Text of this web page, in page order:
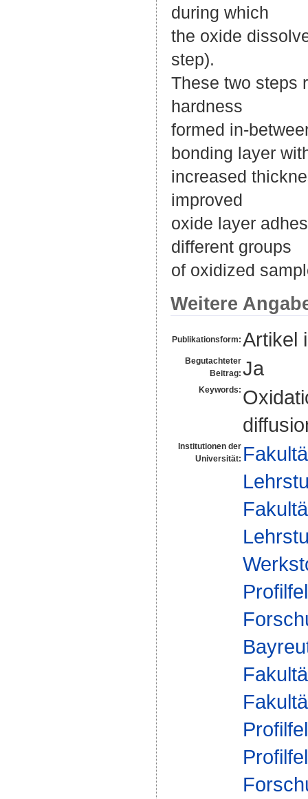
during which
the oxide
step).
These two steps
hardness
formed in-
bonding layer
increased
improved
oxide layer
different groups
of oxidized
Weitere
Publikationsform: Artikel
Begutachteter
Beitrag: Ja
Keywords:
Institutionen der
Universität: